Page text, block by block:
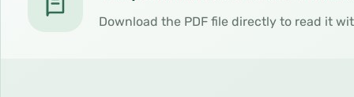
Download the PDF file directly to read it